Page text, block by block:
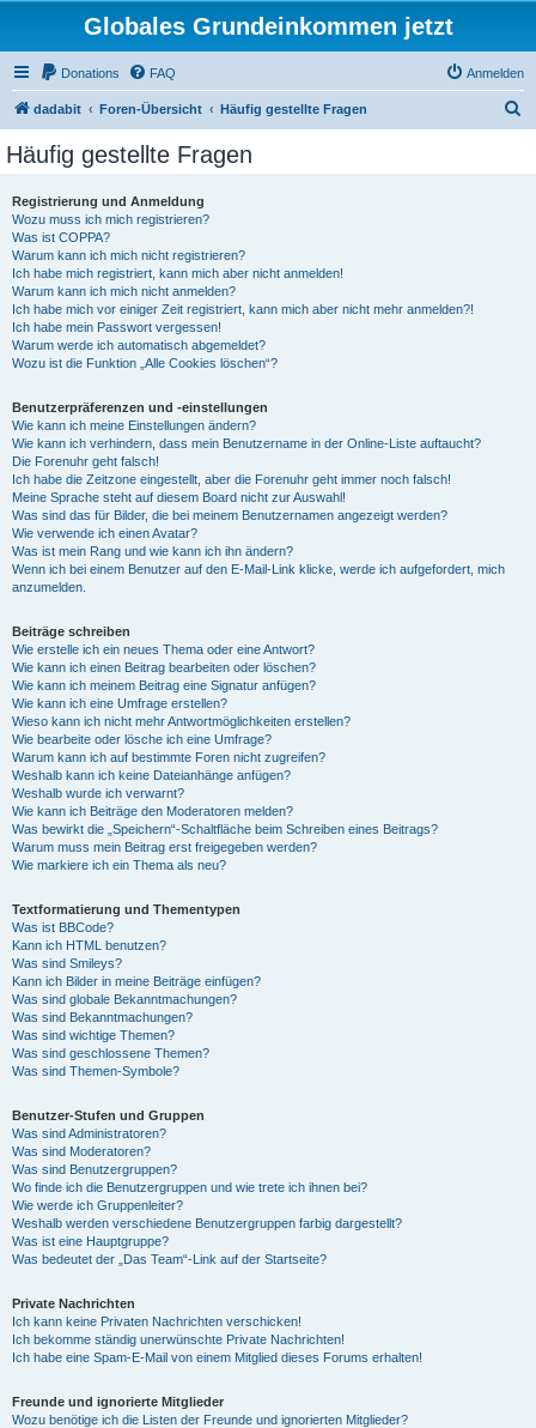
Globales Grundeinkommen jetzt
Donations FAQ Anmelden
dadabit Foren-Übersicht Häufig gestellte Fragen
Häufig gestellte Fragen
Registrierung und Anmeldung
Wozu muss ich mich registrieren?
Was ist COPPA?
Warum kann ich mich nicht registrieren?
Ich habe mich registriert, kann mich aber nicht anmelden!
Warum kann ich mich nicht anmelden?
Ich habe mich vor einiger Zeit registriert, kann mich aber nicht mehr anmelden?!
Ich habe mein Passwort vergessen!
Warum werde ich automatisch abgemeldet?
Wozu ist die Funktion „Alle Cookies löschen“?
Benutzerpräferenzen und -einstellungen
Wie kann ich meine Einstellungen ändern?
Wie kann ich verhindern, dass mein Benutzername in der Online-Liste auftaucht?
Die Forenuhr geht falsch!
Ich habe die Zeitzone eingestellt, aber die Forenuhr geht immer noch falsch!
Meine Sprache steht auf diesem Board nicht zur Auswahl!
Was sind das für Bilder, die bei meinem Benutzernamen angezeigt werden?
Wie verwende ich einen Avatar?
Was ist mein Rang und wie kann ich ihn ändern?
Wenn ich bei einem Benutzer auf den E-Mail-Link klicke, werde ich aufgefordert, mich
anzumelden.
Beiträge schreiben
Wie erstelle ich ein neues Thema oder eine Antwort?
Wie kann ich einen Beitrag bearbeiten oder löschen?
Wie kann ich meinem Beitrag eine Signatur anfügen?
Wie kann ich eine Umfrage erstellen?
Wieso kann ich nicht mehr Antwortmöglichkeiten erstellen?
Wie bearbeite oder lösche ich eine Umfrage?
Warum kann ich auf bestimmte Foren nicht zugreifen?
Weshalb kann ich keine Dateianhänge anfügen?
Weshalb wurde ich verwarnt?
Wie kann ich Beiträge den Moderatoren melden?
Was bewirkt die „Speichern“-Schaltfläche beim Schreiben eines Beitrags?
Warum muss mein Beitrag erst freigegeben werden?
Wie markiere ich ein Thema als neu?
Textformatierung und Thementypen
Was ist BBCode?
Kann ich HTML benutzen?
Was sind Smileys?
Kann ich Bilder in meine Beiträge einfügen?
Was sind globale Bekanntmachungen?
Was sind Bekanntmachungen?
Was sind wichtige Themen?
Was sind geschlossene Themen?
Was sind Themen-Symbole?
Benutzer-Stufen und Gruppen
Was sind Administratoren?
Was sind Moderatoren?
Was sind Benutzergruppen?
Wo finde ich die Benutzergruppen und wie trete ich ihnen bei?
Wie werde ich Gruppenleiter?
Weshalb werden verschiedene Benutzergruppen farbig dargestellt?
Was ist eine Hauptgruppe?
Was bedeutet der „Das Team“-Link auf der Startseite?
Private Nachrichten
Ich kann keine Privaten Nachrichten verschicken!
Ich bekomme ständig unerwünschte Private Nachrichten!
Ich habe eine Spam-E-Mail von einem Mitglied dieses Forums erhalten!
Freunde und ignorierte Mitglieder
Wozu benötige ich die Listen der Freunde und ignorierten Mitglieder?